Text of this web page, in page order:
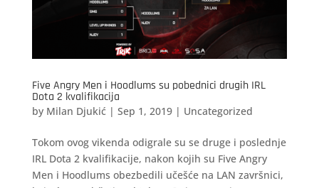
Five Angry Men i Hoodlums su pobednici drugih IRL
Dota 2 kvalifikacija
by Milan Djukić| Sep 1, 2019| Uncategorized
Tokom ovog vikenda odigrale su se druge i poslednje
IRL Dota 2 kvalifikacije, nakon kojih su Five Angry
Men i Hoodlums obezbedili učešće na LAN završnici,